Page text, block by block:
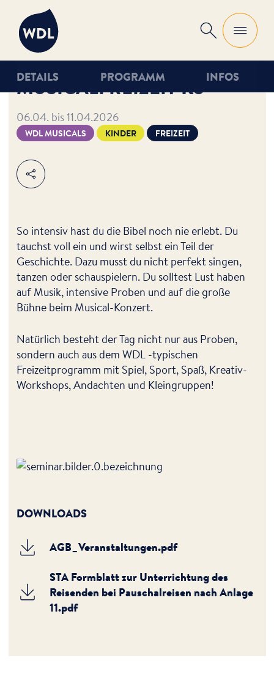
WDL
Suche
DETAILS PROGRAMM INFOS
MUSICALFREIZEIT K3
06.04. bis 11.04.2026
WDL MUSICALS KINDER FREIZEIT
Teilen
So intensiv hast du die Bibel noch nie erlebt. Du
tauchst voll ein und wirst selbst ein Teil der
Geschichte. Dazu musst du nicht perfekt singen,
tanzen oder schauspielern. Du solltest Lust haben
auf Musik, intensive Proben und auf die große
Bühne beim Musical-Konzert.
Natürlich besteht der Tag nicht nur aus Proben,
sondern auch aus dem WDL -typischen
Freizeitprogramm mit Spiel, Sport, Spaß, Kreativ-
Workshops, Andachten und Kleingruppen!
DOWNLOADS
AGB_Veranstaltungen.pdf
STA Formblatt zur Unterrichtung des
Reisenden bei Pauschalreisen nach Anlage
11.pdf